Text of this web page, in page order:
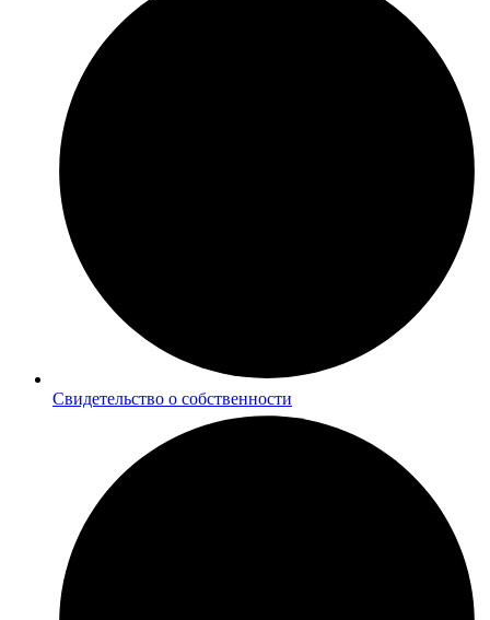
Cвидетельство о собственности